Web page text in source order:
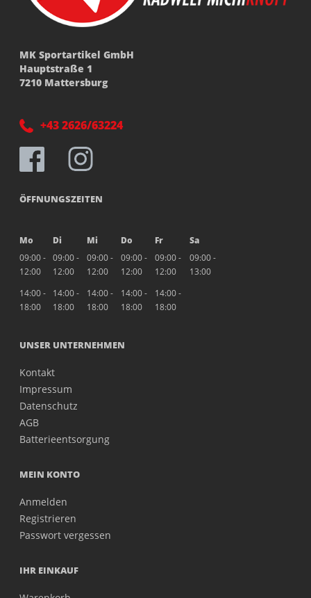
MK Sportartikel GmbH
Hauptstraße 1
7210 Mattersburg
+43 2626/63224
ÖFFNUNGSZEITEN
Mo Di Mi Do Fr
Sa
09:00 -
12:00
09:00 -
12:00
09:00 -
12:00
09:00 -
12:00
09:00 -
12:00
09:00 -
13:00
14:00 -
18:00
14:00 -
18:00
14:00 -
18:00
14:00 -
18:00
14:00 -
18:00
UNSER UNTERNEHMEN
Kontakt
Impressum
Datenschutz
AGB
Batterieentsorgung
MEIN KONTO
Anmelden
Registrieren
Passwort vergessen
IHR EINKAUF